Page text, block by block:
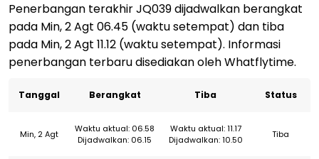
Penerbangan terakhir JQ039 dijadwalkan berangkat
pada Min, 2 Agt 06.45 (waktu setempat) dan tiba
pada Min, 2 Agt 11.12 (waktu setempat). Informasi
penerbangan terbaru disediakan oleh Whatflytime.
Tanggal Berangkat Tiba Status
Min, 2 Agt
Waktu aktual: 06.58
Dijadwalkan: 06.15
Waktu aktual: 11.17
Dijadwalkan: 10.50
Tiba